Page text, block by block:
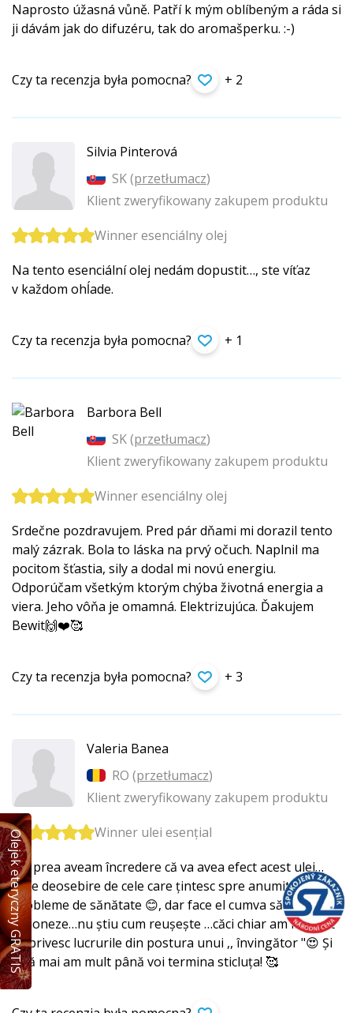
Naprosto úžasná vůně. Patří k mým oblíbeným a ráda si
ji dávám jak do difuzéru, tak do aromašperku. :-)
Czy ta recenzja była pomocna? + 2
Silvia Pinterová
SK (przetłumacz)
Klient zweryfikowany zakupem produktu
Winner esenciálny olej
Na tento esenciální olej nedám dopustit…, ste víťaz
v každom ohĺade.
Czy ta recenzja była pomocna? + 1
Barbora Bell
SK (przetłumacz)
Klient zweryfikowany zakupem produktu
Winner esenciálny olej
Srdečne pozdravujem. Pred pár dňami mi dorazil tento
malý zázrak. Bola to láska na prvý očuch. Naplnil ma
pocitom šťastia, sily a dodal mi novú energiu.
Odporúčam všetkým ktorým chýba životná energia a
viera. Jeho vôňa je omamná. Elektrizujúca. Ďakujem
Bewit🙌❤️🥰
Czy ta recenzja była pomocna? + 3
Valeria Banea
RO (przetłumacz)
Klient zweryfikowany zakupem produktu
Winner ulei esențial
Nu prea aveam încredere că va avea efect acest ulei…
spre deosebire de cele care țintesc spre anumite
probleme de sănătate 😊, dar face el cumva să
acționeze…nu știu cum reușește …căci chiar am început
să privesc lucrurile din postura unui ,, învingător "😍 Și
încă mai am mult până voi termina sticluța! 🥰
Olejek eteryczny GRATIS